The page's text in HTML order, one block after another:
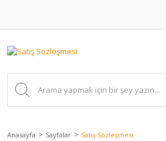
Anasayfa Sayfalar Satış Sözleşmesi